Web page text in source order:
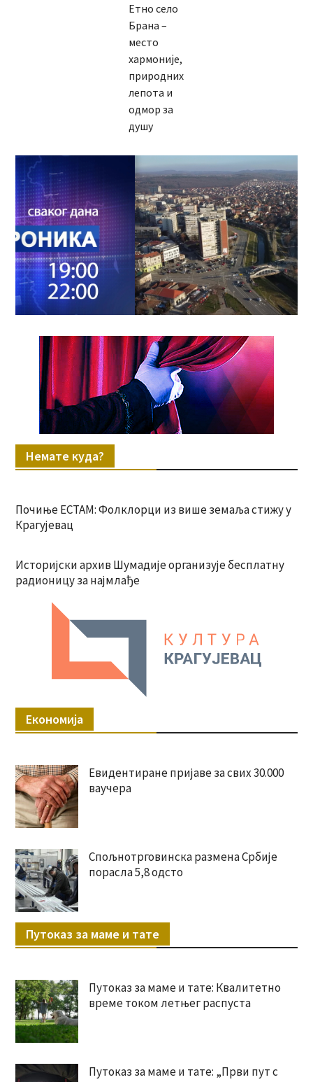
Етно село
Брана –
место
хармоније,
природних
лепота и
одмор за
душу
Немате куда?
Почиње ЕСТАМ: Фолклорци из више земаља стижу у
Крагујевац
Историјски архив Шумадије организује бесплатну
радионицу за најмлађе
Економија
Евидентиране пријаве за свих 30.000
ваучера
Спољнотрговинска размена Србије
порасла 5,8 одсто
Путоказ за маме и тате
Путоказ за маме и тате: Квалитетно
време током летњег распуста
Путоказ за маме и тате: „Први пут с